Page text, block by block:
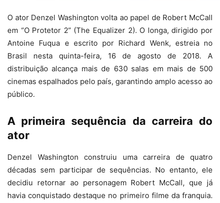
O ator Denzel Washington volta ao papel de Robert McCall
em “O Protetor 2” (The Equalizer 2). O longa, dirigido por
Antoine Fuqua e escrito por Richard Wenk, estreia no
Brasil nesta quinta-feira, 16 de agosto de 2018. A
distribuição alcança mais de 630 salas em mais de 500
cinemas espalhados pelo país, garantindo amplo acesso ao
público.
A primeira sequência da carreira do
ator
Denzel Washington construiu uma carreira de quatro
décadas sem participar de sequências. No entanto, ele
decidiu retornar ao personagem Robert McCall, que já
havia conquistado destaque no primeiro filme da franquia.